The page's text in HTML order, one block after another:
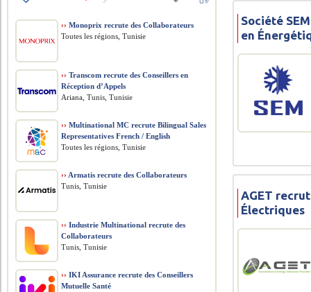
Société
en
AGET
Électriques
›› Monoprix recrute des Collaborateurs
Toutes les régions, Tunisie
›› Transcom recrute des Conseillers en
Réception d’Appels
Ariana, Tunis, Tunisie
›› Multinational MC recrute Bilingual Sales
Representatives French / English
Toutes les régions, Tunisie
›› Armatis recrute des Collaborateurs
Tunis, Tunisie
›› Industrie Multinational recrute des
Collaborateurs
Tunis, Tunisie
›› IKI Assurance recrute des Conseillers
Mutuelle Santé